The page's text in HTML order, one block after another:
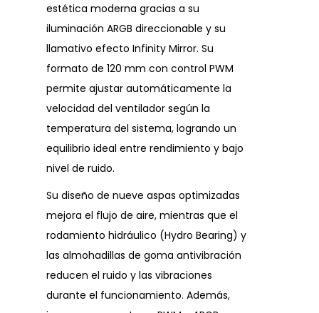
estética moderna gracias a su
iluminación ARGB direccionable y su
llamativo efecto Infinity Mirror. Su
formato de 120 mm con control PWM
permite ajustar automáticamente la
velocidad del ventilador según la
temperatura del sistema, logrando un
equilibrio ideal entre rendimiento y bajo
nivel de ruido.
Su diseño de nueve aspas optimizadas
mejora el flujo de aire, mientras que el
rodamiento hidráulico (Hydro Bearing) y
las almohadillas de goma antivibración
reducen el ruido y las vibraciones
durante el funcionamiento. Además,